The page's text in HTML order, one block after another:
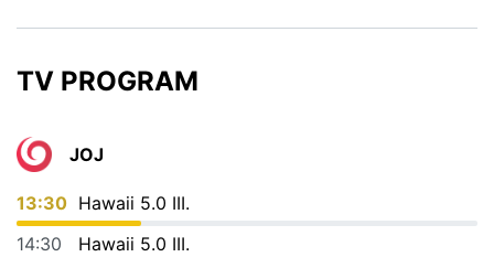
TV PROGRAM
JOJ
13:30 Hawaii 5.0 III.
14:30
Hawaii 5.0 III.